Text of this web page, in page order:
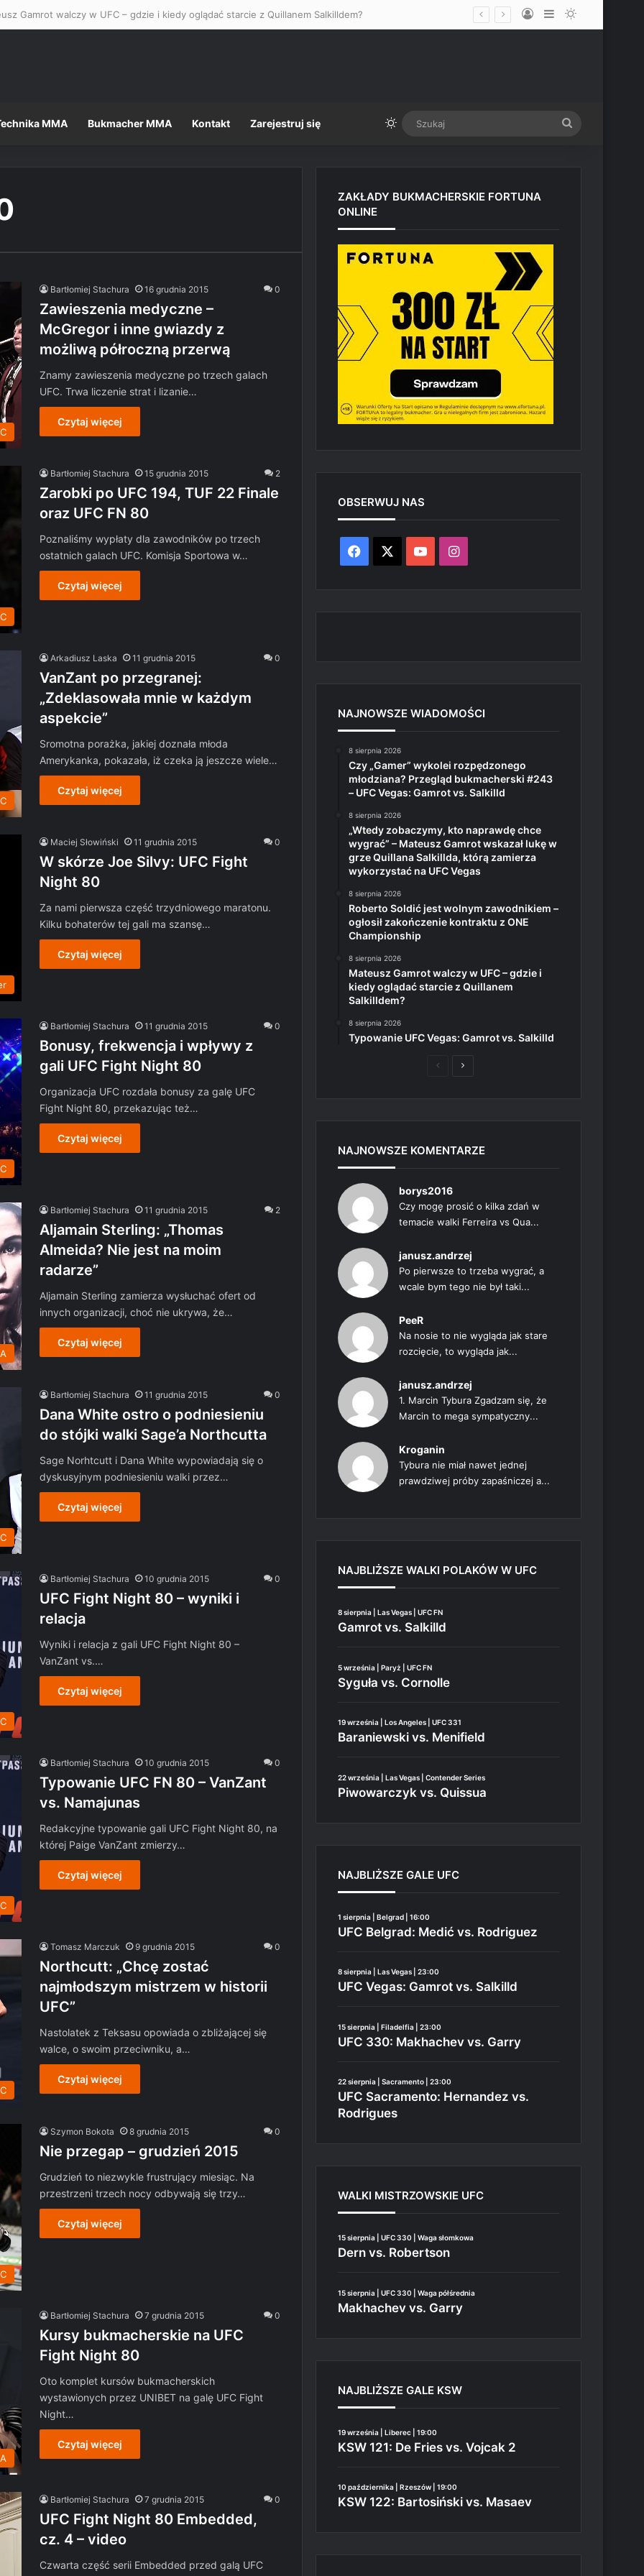
Gamrot walczy w UFC – gdzie i kiedy oglądać starcie z Quillanem Salkilldem? Log InSidebarSwitch skin
MMA Bukmacher MMA Kontakt Zarejestruj się Switch skin
Bartłomiej Stachura 16 grudnia 2015 0
Zawieszenia medyczne –
McGregor i inne gwiazdy z
możliwą półroczną przerwą
Znamy zawieszenia medyczne po trzech galach
UFC. Trwa liczenie strat i lizanie…
Czytaj więcej
Bartłomiej Stachura 15 grudnia 2015 2
Zarobki po UFC 194, TUF 22 Finale
oraz UFC FN 80
Poznaliśmy wypłaty dla zawodników po trzech
ostatnich galach UFC. Komisja Sportowa w…
Czytaj więcej
Arkadiusz Laska 11 grudnia 2015 0
VanZant po przegranej:
„Zdeklasowała mnie w każdym
aspekcie”
Sromotna porażka, jakiej doznała młoda
Amerykanka, pokazała, iż czeka ją jeszcze wiele…
Czytaj więcej
Maciej Słowiński 11 grudnia 2015 0
W skórze Joe Silvy: UFC Fight
Night 80
Za nami pierwsza część trzydniowego maratonu.
Kilku bohaterów tej gali ma szansę…
Czytaj więcej
Bartłomiej Stachura 11 grudnia 2015 0
Bonusy, frekwencja i wpływy z
gali UFC Fight Night 80
Organizacja UFC rozdała bonusy za galę UFC
Fight Night 80, przekazując też…
Czytaj więcej
Bartłomiej Stachura 11 grudnia 2015 2
Aljamain Sterling: „Thomas
Almeida? Nie jest na moim
radarze”
Aljamain Sterling zamierza wysłuchać ofert od
innych organizacji, choć nie ukrywa, że…
Czytaj więcej
Bartłomiej Stachura 11 grudnia 2015 0
Dana White ostro o podniesieniu
do stójki walki Sage’a Northcutta
Sage Norhtcutt i Dana White wypowiadają się o
dyskusyjnym podniesieniu walki przez…
Czytaj więcej
Bartłomiej Stachura 10 grudnia 2015 0
UFC Fight Night 80 – wyniki i
relacja
Wyniki i relacja z gali UFC Fight Night 80 –
VanZant vs.…
Czytaj więcej
Bartłomiej Stachura 10 grudnia 2015 0
Typowanie UFC FN 80 – VanZant
vs. Namajunas
Redakcyjne typowanie gali UFC Fight Night 80, na
której Paige VanZant zmierzy…
Czytaj więcej
Tomasz Marczuk 9 grudnia 2015 0
Northcutt: „Chcę zostać
najmłodszym mistrzem w historii
UFC”
Nastolatek z Teksasu opowiada o zbliżającej się
walce, o swoim przeciwniku, a…
Czytaj więcej
Szymon Bokota 8 grudnia 2015 0
Nie przegap – grudzień 2015
Grudzień to niezwykle frustrujący miesiąc. Na
przestrzeni trzech nocy odbywają się trzy…
Czytaj więcej
Bartłomiej Stachura 7 grudnia 2015 0
Kursy bukmacherskie na UFC
Fight Night 80
Oto komplet kursów bukmacherskich
wystawionych przez UNIBET na galę UFC Fight
Night…
Czytaj więcej
Bartłomiej Stachura 7 grudnia 2015 0
UFC Fight Night 80 Embedded,
cz. 4 – video
Czwarta część serii Embedded przed galą UFC
ZAKŁADY BUKMACHERSKIE FORTUNA
ONLINE
OBSERWUJ NAS
Facebook YouTubeInstagram
NAJNOWSZE WIADOMOŚCI
8 sierpnia 2026
Czy „Gamer” wykolei rozpędzonego
młodziana? Przegląd bukmacherski #243
– UFC Vegas: Gamrot vs. Salkilld
8 sierpnia 2026
„Wtedy zobaczymy, kto naprawdę chce
wygrać” – Mateusz Gamrot wskazał lukę w
grze Quillana Salkillda, którą zamierza
wykorzystać na UFC Vegas
8 sierpnia 2026
Roberto Soldić jest wolnym zawodnikiem –
ogłosił zakończenie kontraktu z ONE
Championship
8 sierpnia 2026
Mateusz Gamrot walczy w UFC – gdzie i
kiedy oglądać starcie z Quillanem
Salkilldem?
8 sierpnia 2026
Typowanie UFC Vegas: Gamrot vs. Salkilld
PoprzedniaNastępna
NAJNOWSZE KOMENTARZE
borys2016
Czy mogę prosić o kilka zdań w
temacie walki Ferreira vs Qua...
janusz.andrzej
Po pierwsze to trzeba wygrać, a
wcale bym tego nie był taki...
PeeR
Na nosie to nie wygląda jak stare
rozcięcie, to wygląda jak...
janusz.andrzej
1. Marcin Tybura Zgadzam się, że
Marcin to mega sympatyczny...
Kroganin
Tybura nie miał nawet jednej
prawdziwej próby zapaśniczej a...
NAJBLIŻSZE WALKI POLAKÓW W UFC
8 sierpnia | Las Vegas | UFC FN
Gamrot vs. Salkilld
5 września | Paryż | UFC FN
Syguła vs. Cornolle
19 września | Los Angeles | UFC 331
Baraniewski vs. Menifield
22 września | Las Vegas | Contender Series
Piwowarczyk vs. Quissua
NAJBLIŻSZE GALE UFC
1 sierpnia | Belgrad | 16:00
UFC Belgrad: Medić vs. Rodriguez
8 sierpnia | Las Vegas | 23:00
UFC Vegas: Gamrot vs. Salkilld
15 sierpnia | Filadelfia | 23:00
UFC 330: Makhachev vs. Garry
22 sierpnia | Sacramento | 23:00
UFC Sacramento: Hernandez vs.
Rodrigues
WALKI MISTRZOWSKIE UFC
15 sierpnia | UFC 330 | Waga słomkowa
Dern vs. Robertson
15 sierpnia | UFC 330 | Waga półśrednia
Makhachev vs. Garry
NAJBLIŻSZE GALE KSW
19 września | Liberec | 19:00
KSW 121: De Fries vs. Vojcak 2
10 października | Rzeszów | 19:00
KSW 122: Bartosiński vs. Masaev